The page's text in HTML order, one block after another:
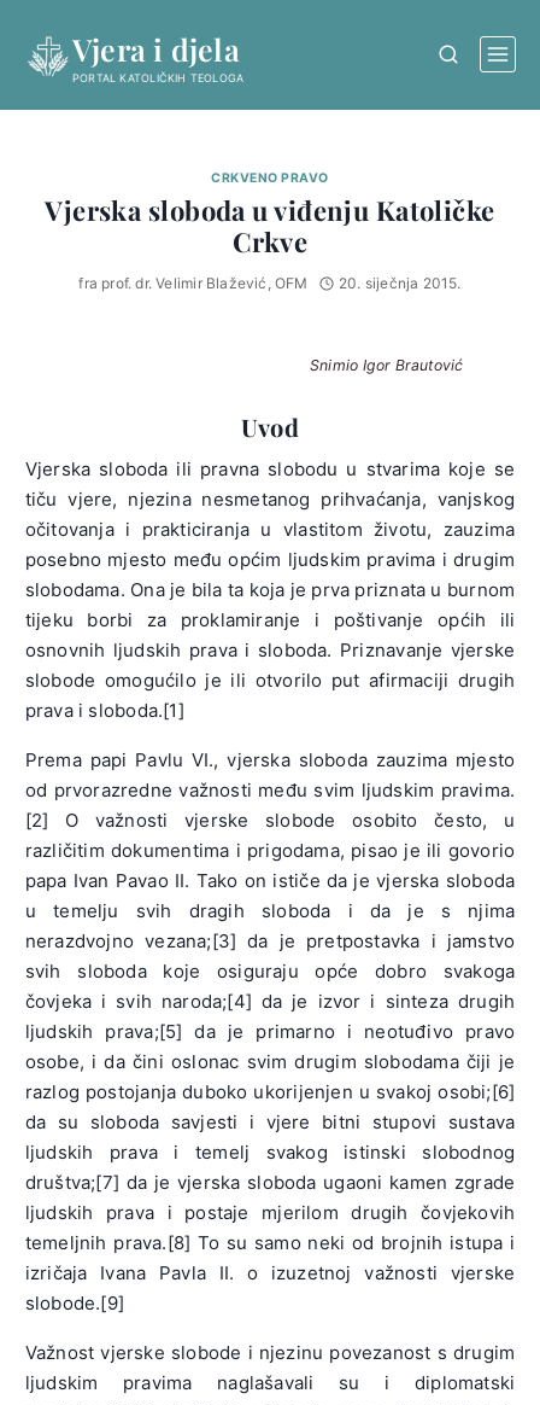
content
Vjera i djela
PORTAL KATOLIČKIH TEOLOGA
CRKVENO PRAVO
Vjerska sloboda u viđenju Katoličke
Crkve
fra prof. dr. Velimir Blažević, OFM 20. siječnja 2015.
Snimio Igor Brautović
Uvod
Vjerska sloboda ili pravna slobodu u stvarima koje se
tiču vjere, njezina nesmetanog prihvaćanja, vanjskog
očitovanja i prakticiranja u vlastitom životu, zauzima
posebno mjesto među općim ljudskim pravima i drugim
slobodama. Ona je bila ta koja je prva priznata u burnom
tijeku borbi za proklamiranje i poštivanje općih ili
osnovnih ljudskih prava i sloboda. Priznavanje vjerske
slobode omogućilo je ili otvorilo put afirmaciji drugih
prava i sloboda.[1]
Prema papi Pavlu VI., vjerska sloboda zauzima mjesto
od prvorazredne važnosti među svim ljudskim pravima.
[2] O važnosti vjerske slobode osobito često, u
različitim dokumentima i prigodama, pisao je ili govorio
papa Ivan Pavao II. Tako on ističe da je vjerska sloboda
u temelju svih dragih sloboda i da je s njima
nerazdvojno vezana;[3] da je pretpostavka i jamstvo
svih sloboda koje osiguraju opće dobro svakoga
čovjeka i svih naroda;[4] da je izvor i sinteza drugih
ljudskih prava;[5] da je primarno i neotuđivo pravo
osobe, i da čini oslonac svim drugim slobodama čiji je
razlog postojanja duboko ukorijenjen u svakoj osobi;[6]
da su sloboda savjesti i vjere bitni stupovi sustava
ljudskih prava i temelj svakog istinski slobodnog
društva;[7] da je vjerska sloboda ugaoni kamen zgrade
ljudskih prava i postaje mjerilom drugih čovjekovih
temeljnih prava.[8] To su samo neki od brojnih istupa i
izričaja Ivana Pavla II. o izuzetnoj važnosti vjerske
slobode.[9]
Važnost vjerske slobode i njezinu povezanost s drugim
ljudskim pravima naglašavali su i diplomatski